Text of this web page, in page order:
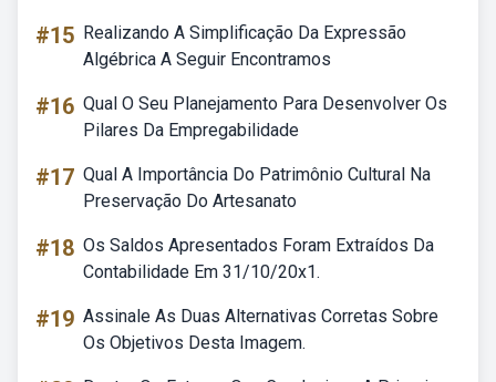
#15 Realizando A Simplificação Da Expressão
Algébrica A Seguir Encontramos
#16 Qual O Seu Planejamento Para Desenvolver Os
Pilares Da Empregabilidade
#17 Qual A Importância Do Patrimônio Cultural Na
Preservação Do Artesanato
#18 Os Saldos Apresentados Foram Extraídos Da
Contabilidade Em 31/10/20x1.
#19 Assinale As Duas Alternativas Corretas Sobre
Os Objetivos Desta Imagem.